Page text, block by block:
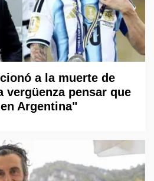
a la muerte de
vergüenza pensar que
Argentina"